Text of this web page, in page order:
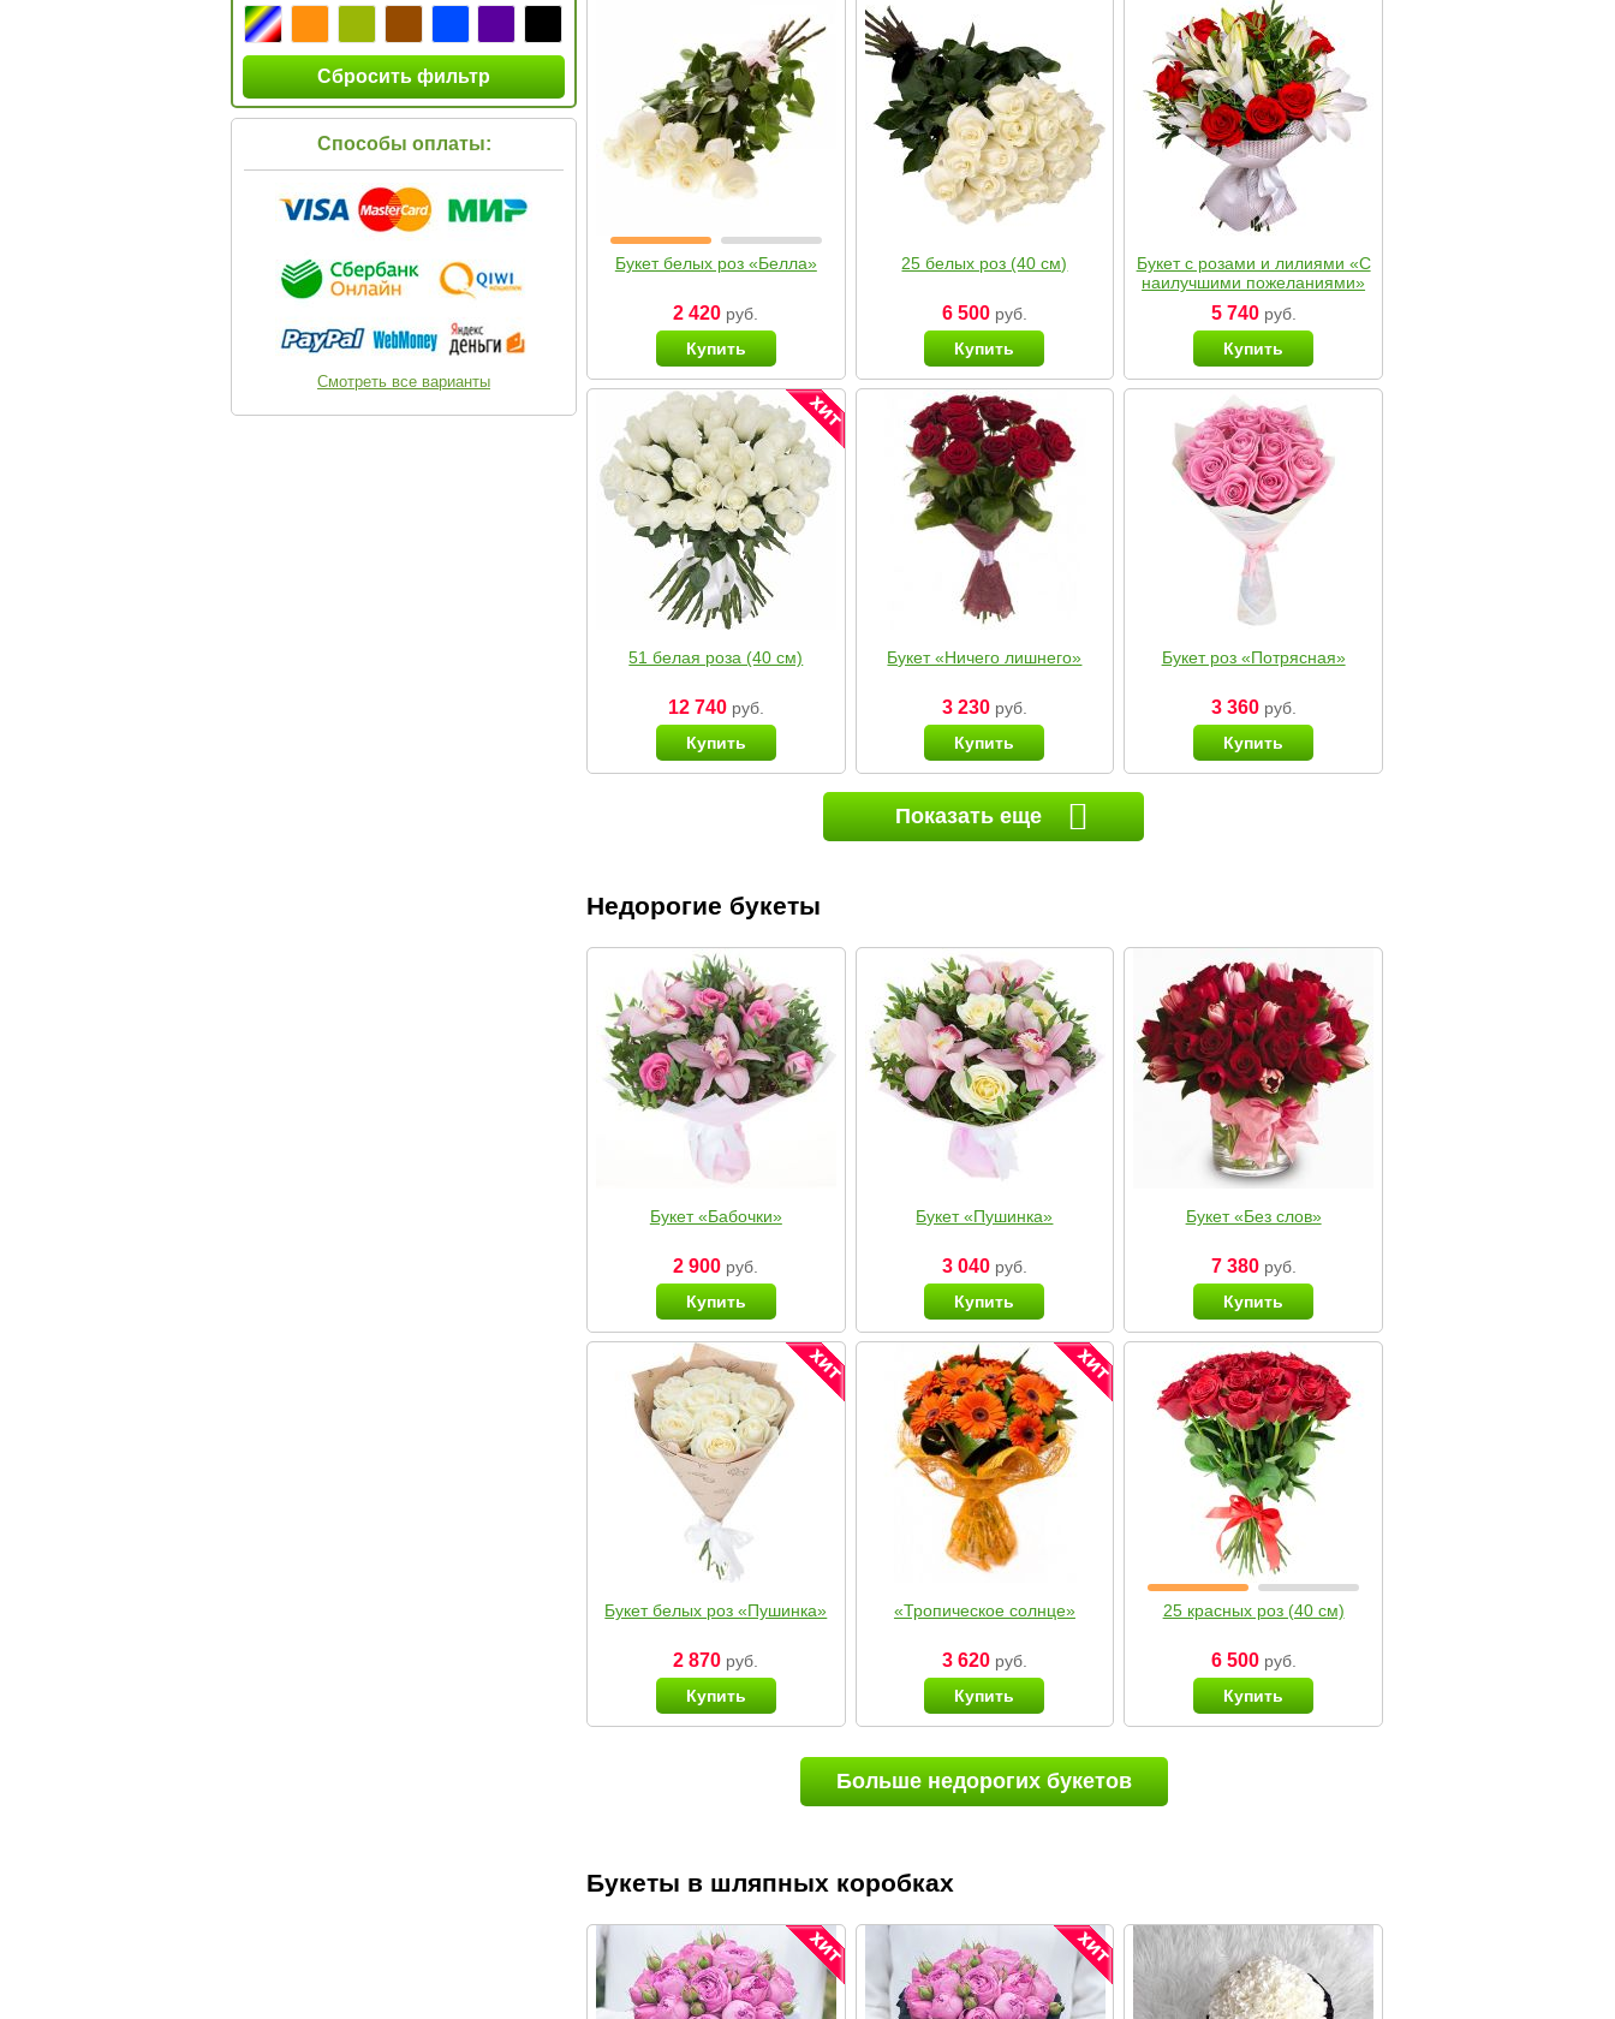
Сбросить фильтр
Способы оплаты:
Смотреть все варианты
Букет белых роз «Белла»
2 420 руб.
Купить
25 белых роз (40 см)
6 500руб.
Купить
Букет с розами и лилиями «С
наилучшими пожеланиями»
5 740руб.
Купить
51 белая роза (40 см)
12 740руб.
Купить
Букет «Ничего лишнего»
3 230руб.
Купить
Букет роз «Потрясная»
3 360руб.
Купить
Показать еще
Недорогие букеты
Букет «Бабочки»
2 900 руб.
Купить
Букет «Пушинка»
3 040руб.
Купить
Букет «Без слов»
7 380руб.
Купить
Букет белых роз «Пушинка»
2 870 руб.
Купить
«Тропическое солнце»
3 620руб.
Купить
25 красных роз (40 см)
6 500руб.
Купить
Больше недорогих букетов
Букеты в шляпных коробках